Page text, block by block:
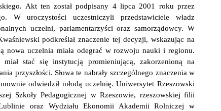
Akt ten został podpisany 4 lipca 2001 roku przez
W uroczystości uczestniczyli przedstawiciele władz
uczelni, parlamentarzyści oraz samorządowcy. W
podkreślał znaczenie tej decyzji, wskazując na
nowa uczelnia miała odegrać w rozwoju nauki i regionu.
stać się instytucją promieniującą, zakorzenioną na
przyszłości. Słowa te nabrały szczególnego znaczenia w
odwiedził młodą uczelnię. Uniwersytet Rzeszowski
Szkoły Pedagogicznej w Rzeszowie, rzeszowskiej filii
oraz Wydziału Ekonomii Akademii Rolniczej w